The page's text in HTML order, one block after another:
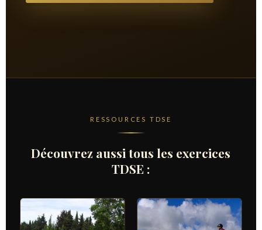
RESSOURCES TDSE
Découvrez aussi tous les exercices
TDSE :